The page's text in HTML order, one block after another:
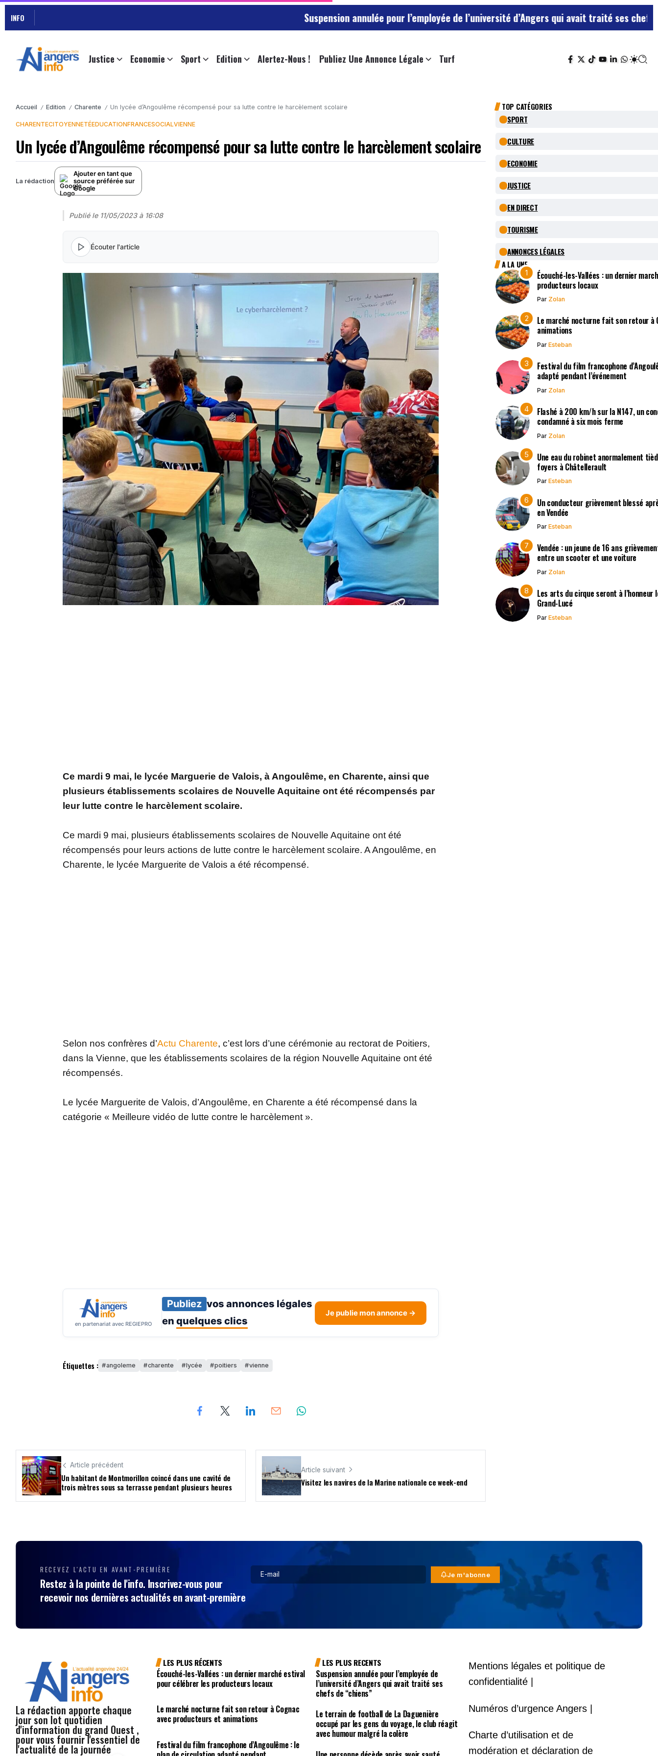
INFO Suspension annulée pour l’employée de l’université d’Angers qui avait traité ses chefs de “chiens”
Justice Economie Sport Edition Alertez-Nous ! Publiez Une Annonce Légale Turf
Accueil / Edition / Charente / Un lycée d’Angoulême récompensé pour sa lutte contre le harcèlement scolaire
CHARENTECITOYENNETÉEDUCATIONFRANCESOCIALVIENNE
Un lycée d’Angoulême récompensé pour sa lutte contre le harcèlement scolaire
La rédaction
Ajouter en tant que
source préférée sur
Google
Publié le 11/05/2023 à 16:08
Écouter l'article
Ce mardi 9 mai, le lycée Marguerie de Valois, à Angoulême, en Charente, ainsi que
plusieurs établissements scolaires de Nouvelle Aquitaine ont été récompensés par
leur lutte contre le harcèlement scolaire.
Ce mardi 9 mai, plusieurs établissements scolaires de Nouvelle Aquitaine ont été
récompensés pour leurs actions de lutte contre le harcèlement scolaire. A Angoulême, en
Charente, le lycée Marguerite de Valois a été récompensé.
Selon nos confrères d’Actu Charente, c’est lors d’une cérémonie au rectorat de Poitiers,
dans la Vienne, que les établissements scolaires de la région Nouvelle Aquitaine ont été
récompensés.
Le lycée Marguerite de Valois, d’Angoulême, en Charente a été récompensé dans la
catégorie « Meilleure vidéo de lutte contre le harcèlement ».
en partenariat avec REGIEPRO
Publiez vos annonces légales
en quelques clics
Je publie mon annonce →
Étiquettes : angoleme charente lycée poitiers vienne
Article précédent
Un habitant de Montmorillon coincé dans une cavité de
trois mètres sous sa terrasse pendant plusieurs heures
Article suivant
Visitez les navires de la Marine nationale ce week-end
TOP CATÉGORIES
SPORT
CULTURE
ECONOMIE
JUSTICE
EN DIRECT
TOURISME
ANNONCES LÉGALES
A LA UNE
Écouché-les-Vallées : un dernier
producteurs locaux
Par Zolan
Le marché nocturne fait son retour à
animations
Par Esteban
Festival du film francophone
adapté pendant l’événement
Par Zolan
Flashé à 200 km/h sur la N147, un
condamné à six mois ferme
Par Zolan
Une eau du robinet anormalement
foyers à Châtellerault
Par Esteban
Un conducteur grièvement blessé
en Vendée
Par Esteban
Vendée : un jeune de 16 ans
entre un scooter et une voiture
Par Zolan
Les arts du cirque seront à l’honneur
Grand-Lucé
Par Esteban
RECEVEZ L'ACTU EN AVANT-PREMIÈRE
Restez à la pointe de l'info. Inscrivez-vous pour
recevoir nos dernières actualités en avant-première
Je m'abonne
La rédaction apporte chaque
jour son lot quotidien
d'information du grand Ouest ,
pour vous fournir l'essentiel de
l'actualité de la journée
LES PLUS RÉCENTS
Écouché-les-Vallées : un dernier marché estival
pour célébrer les producteurs locaux
Le marché nocturne fait son retour à Cognac
avec producteurs et animations
Festival du film francophone d’Angoulême : le
LES PLUS RECENTS
Suspension annulée pour l’employée de
l’université d’Angers qui avait traité ses
chefs de “chiens”
Le terrain de football de La Daguenière
occupé par les gens du voyage, le club réagit
avec humour malgré la colère
Mentions légales et politique de
confidentialité |
Numéros d’urgence Angers |
Charte d’utilisation et de
modération et déclaration de